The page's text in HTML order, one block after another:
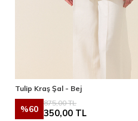
Tulip Kraş Şal - Bej
%60
875,00TL
350,00 TL